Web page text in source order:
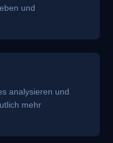
und
analysieren und
mehr